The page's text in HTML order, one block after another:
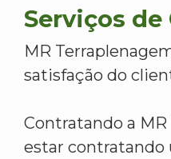
Serviços
MR
satisfação do
Contratando a
estar contratando